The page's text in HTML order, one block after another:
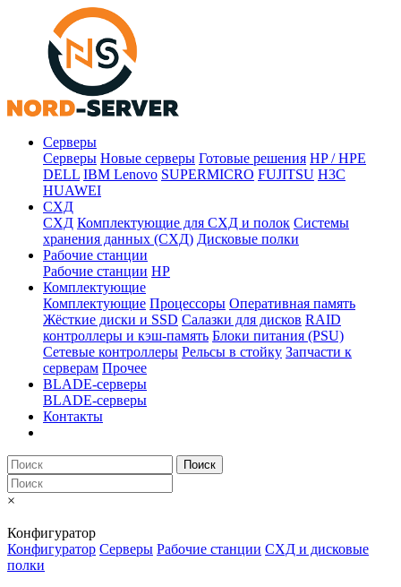
Серверы
Серверы Новые серверы Готовые решения HP / HPE
DELL IBM Lenovo SUPERMICRO FUJITSU H3C
HUAWEI
СХД
СХД Комплектующие для СХД и полок Системы
хранения данных (СХД) Дисковые полки
Рабочие станции
Рабочие станции HP
Комплектующие
Комплектующие Процессоры Оперативная память
Жёсткие диски и SSD Салазки для дисков RAID
контроллеры и кэш-память Блоки питания (PSU)
Сетевые контроллеры Рельсы в стойку Запчасти к
серверам Прочее
BLADE-серверы
BLADE-серверы
Контакты
Поиск
×
Конфигуратор
Конфигуратор Серверы Рабочие станции СХД и дисковые
полки